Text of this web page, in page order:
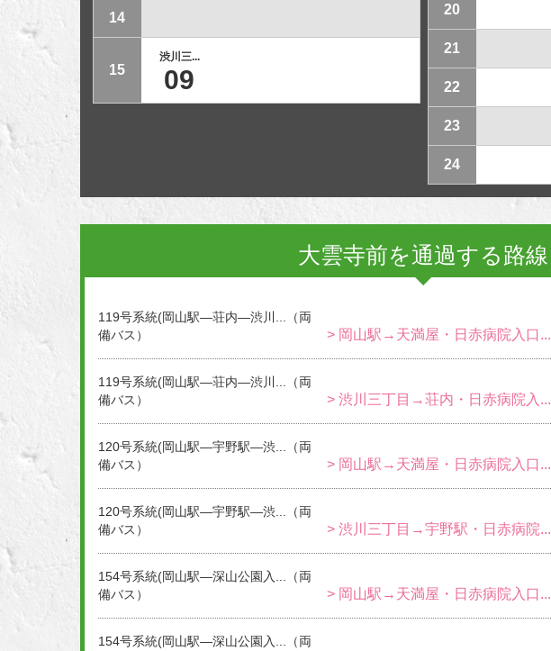
14
15
渋川三...
09
20
21
22
23
24
大雲寺前を通過する路線
119号系統(岡山駅―荘内―渋川...（両
備バス）
> 岡山駅→天満屋・日赤病院入口...
119号系統(岡山駅―荘内―渋川...（両
備バス）
> 渋川三丁目→荘内・日赤病院入...
120号系統(岡山駅―宇野駅―渋...（両
備バス）
> 岡山駅→天満屋・日赤病院入口...
120号系統(岡山駅―宇野駅―渋...（両
備バス）
> 渋川三丁目→宇野駅・日赤病院...
154号系統(岡山駅―深山公園入...（両
備バス）
> 岡山駅→天満屋・日赤病院入口...
154号系統(岡山駅―深山公園入...（両